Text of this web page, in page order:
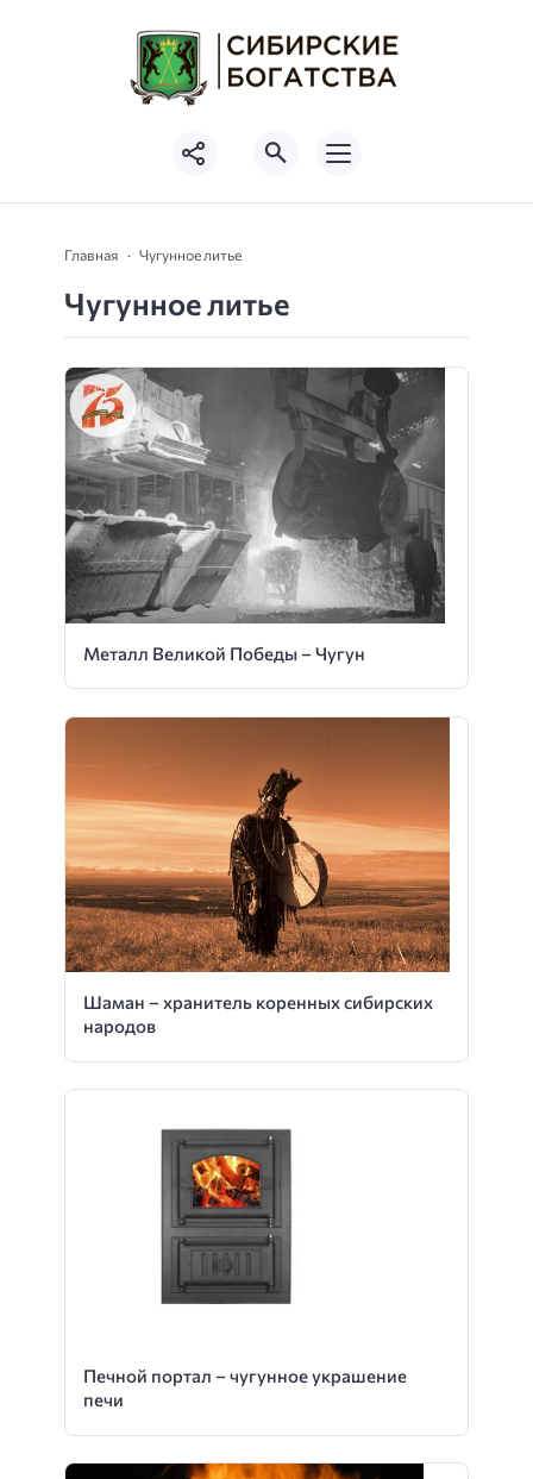
Главная Чугунное литье
Чугунное литье
Металл Великой Победы – Чугун
Шаман – хранитель коренных сибирских
народов
Печной портал – чугунное украшение
печи